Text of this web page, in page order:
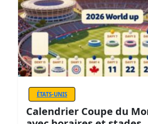
ÉTATS-UNIS
Calendrier Coupe du